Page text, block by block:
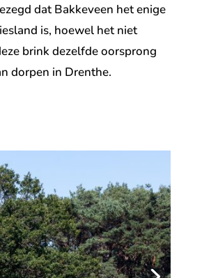
dat Bakkeveen het enige
is, hoewel het niet
brink dezelfde oorsprong
dorpen in Drenthe.